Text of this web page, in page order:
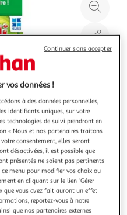
à
100
le
vos données !
à des données personnelles,
identifiants uniques, sur votre
technologies de suivi prendront en
« Nous et nos partenaires traitons
consentement, elles seront
désactivées, il est possible que
présentés ne soient pas pertinents
menu pour modifier vos choix ou
en cliquant sur le lien "Gérer
que vous avez fait auront un effet
reportez-vous à notre
que nos partenaires externes
Continuer sans accepter